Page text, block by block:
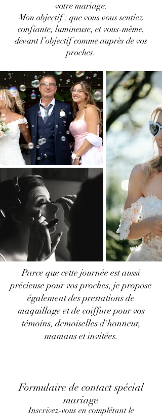
votre mariage.
Mon objectif : que vous vous sentiez
confiante, lumineuse, et vous-même,
devant l’objectif comme auprès de vos
proches.
Parce que cette journée est aussi
précieuse pour vos proches, je propose
également des prestations de
maquillage et de coiffure pour vos
témoins, demoiselles d'honneur,
mamans et invitées.
Formulaire de contact spécial
mariage
Inscrivez-vous en complétant le